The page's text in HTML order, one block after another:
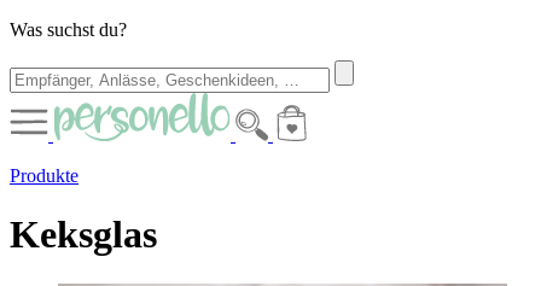
Was suchst du?
Produkte
Keksglas